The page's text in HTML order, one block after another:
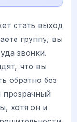
стать выход
группу, вы
звонки.
что вы
обратно без
прозрачный
хотя он и